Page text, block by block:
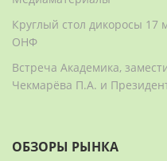
Круглый стол дикоросы 17
ОНФ
Встреча Академика,
Чекмарёва П.А. и
ОБЗОРЫ РЫНКА